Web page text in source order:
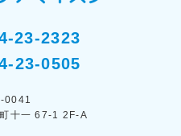
23-2323
23-0505
0041
十一 67-1 2F-A